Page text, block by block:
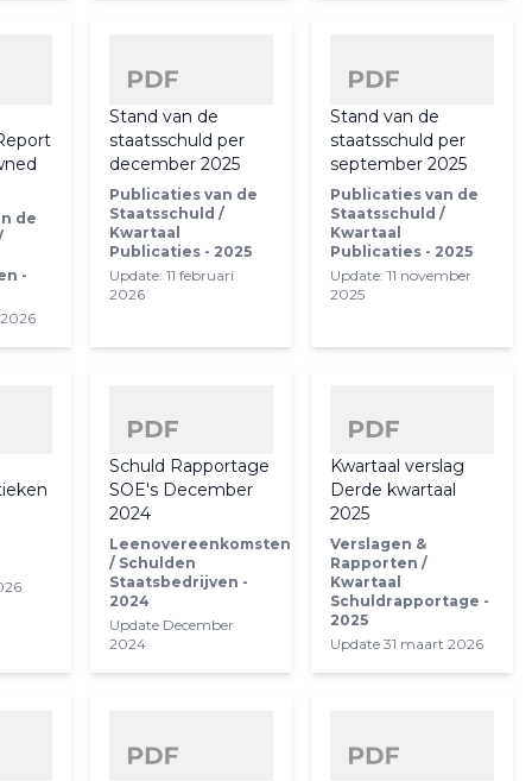
de
-
Stand van de
staatsschuld per
december 2025
Publicaties van de
Staatsschuld /
Kwartaal
Publicaties - 2025
Update: 11 februari
2026
Stand van de
staatsschuld per
september 2025
Publicaties van de
Staatsschuld /
Kwartaal
Publicaties - 2025
Update: 11 november
2025
Schuld Rapportage
SOE's December
2024
Leenovereenkomsten
/ Schulden
Staatsbedrijven -
2024
Update December
2024
Kwartaal verslag
Derde kwartaal
2025
Verslagen &
Rapporten /
Kwartaal
Schuldrapportage -
2025
Update 31 maart 2026